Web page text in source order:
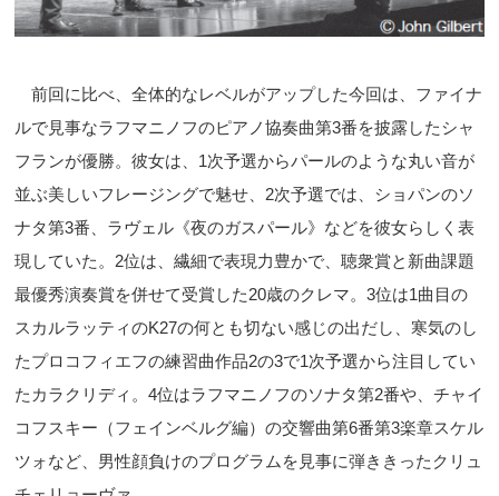
前回に比べ、全体的なレベルがアップした今回は、ファイナ
ルで見事なラフマニノフのピアノ協奏曲第3番を披露したシャ
フランが優勝。彼女は、1次予選からパールのような丸い音が
並ぶ美しいフレージングで魅せ、2次予選では、ショパンのソ
ナタ第3番、ラヴェル《夜のガスパール》などを彼女らしく表
現していた。2位は、繊細で表現力豊かで、聴衆賞と新曲課題
最優秀演奏賞を併せて受賞した20歳のクレマ。3位は1曲目の
スカルラッティのK27の何とも切ない感じの出だし、寒気のし
たプロコフィエフの練習曲作品2の3で1次予選から注目してい
たカラクリディ。4位はラフマニノフのソナタ第2番や、チャイ
コフスキー（フェインベルグ編）の交響曲第6番第3楽章スケル
ツォなど、男性顔負けのプログラムを見事に弾ききったクリュ